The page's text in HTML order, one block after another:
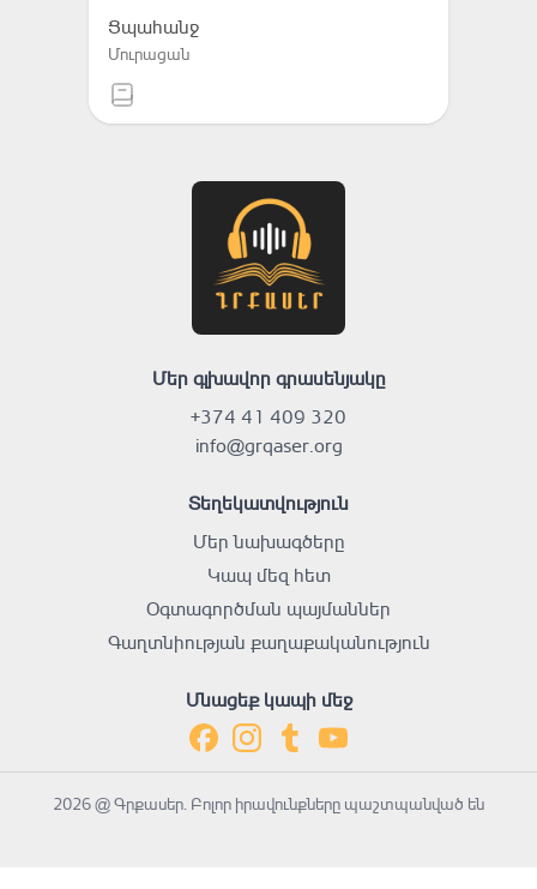
Ցպահանջ
Մուրացան
Մեր գլխավոր գրասենյակը
+374 41 409 320
info@grqaser.org
Տեղեկատվություն
Մեր նախագծերը
Կապ մեզ հետ
Օգտագործման պայմաններ
Գաղտնիության քաղաքականություն
Մնացեք կապի մեջ
2026 @ Գրքասեր. Բոլոր իրավունքները պաշտպանված են